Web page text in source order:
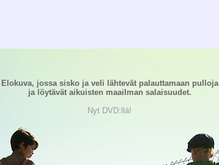
Elokuva, jossa sisko ja veli lähtevät palauttamaan pulloja
ja löytävät aikuisten maailman salaisuudet.
Nyt DVD:llä!